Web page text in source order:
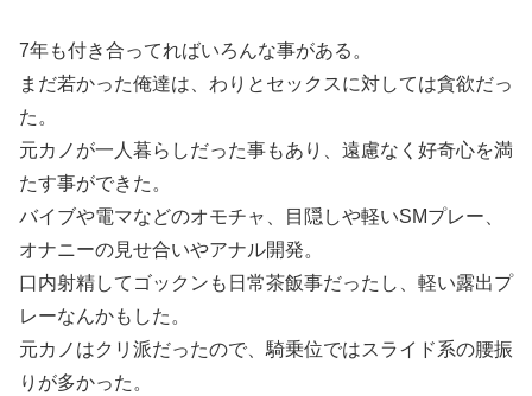
7年も付き合ってればいろんな事がある。
まだ若かった俺達は、わりとセックスに対しては貪欲だっ
た。
元カノが一人暮らしだった事もあり、遠慮なく好奇心を満
たす事ができた。
バイブや電マなどのオモチャ、目隠しや軽いSMプレー、
オナニーの見せ合いやアナル開発。
口内射精してゴックンも日常茶飯事だったし、軽い露出プ
レーなんかもした。
元カノはクリ派だったので、騎乗位ではスライド系の腰振
りが多かった。